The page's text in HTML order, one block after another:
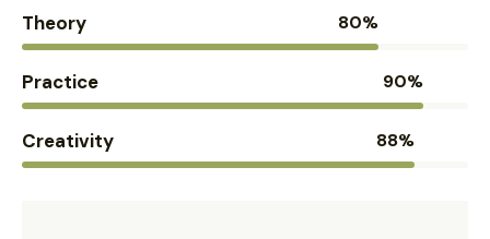
Theory 80%
Practice 90%
Creativity 88%